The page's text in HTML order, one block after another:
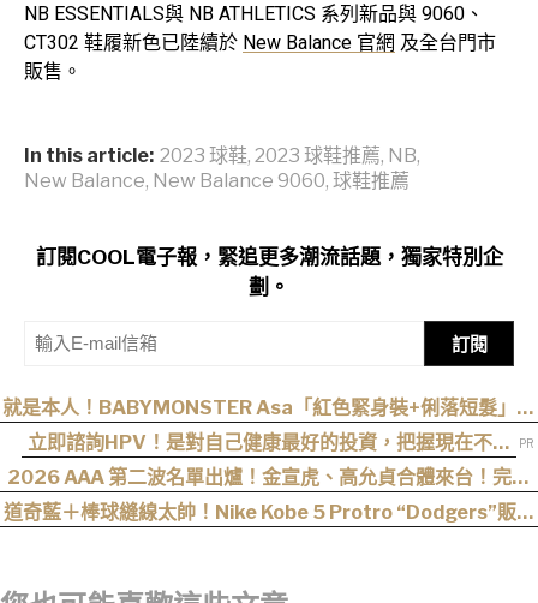
NB ESSENTIALS與 NB ATHLETICS 系列新品與 9060、
CT302 鞋履新色已陸續於 New Balance 官網 及全台門市
販售。
In this article: 2023 球鞋, 2023 球鞋推薦, NB,
New Balance, New Balance 9060, 球鞋推薦
訂閱COOL電子報，緊追更多潮流話題，獨家特別企
劃。
訂閱
就是本人！BABYMONSTER Asa「紅色緊身裝+俐落短髮」與
艾達王相似度爆表，粉絲狂刷「ASA Wong」
立即諮詢HPV！是對自己健康最好的投資，把握現在不嫌
晚！
2026 AAA 第二波名單出爐！金宣虎、高允貞合體來台！完整
卡司、票價一次看（持續更新）
道奇藍＋棒球縫線太帥！Nike Kobe 5 Protro “Dodgers”販售